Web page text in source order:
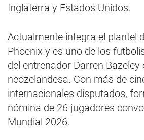
Inglaterra y Estados Unidos.
Actualmente integra el plantel
Phoenix y es uno de los
del entrenador Darren Bazeley
neozelandesa. Con más de
internacionales disputados,
nómina de 26 jugadores
Mundial 2026.